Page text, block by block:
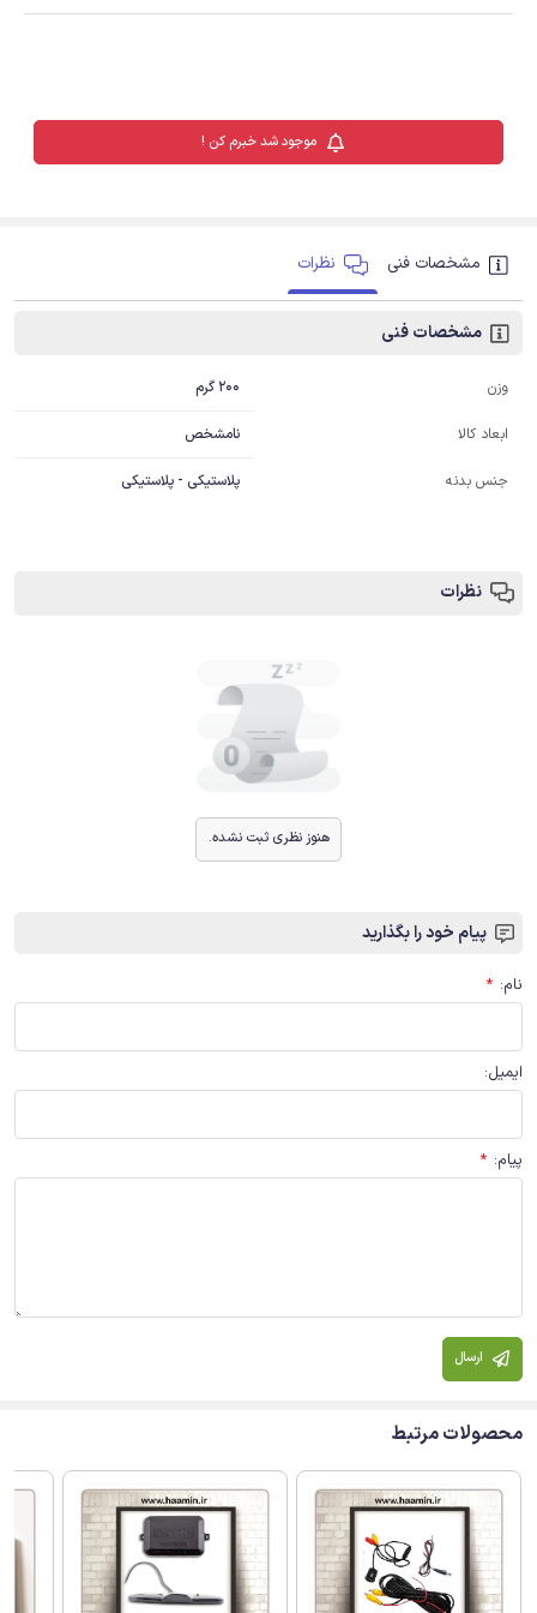
موجود شد خبرم کن !
مشخصات فنی نظرات
مشخصات فنی
وزن 200 گرم
ابعاد کالا نامشخص
جنس بدنه پلاستیکی - پلاستیکی
نظرات
هنوز نظری ثبت نشده.
پیام خود را بگذارید
نام:
*
ایمیل:
پیام:
*
ارسال
محصولات مرتبط